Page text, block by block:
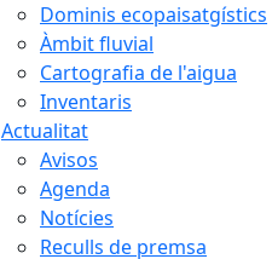
Dominis ecopaisatgístics
Àmbit fluvial
Cartografia de l'aigua
Inventaris
Actualitat
Avisos
Agenda
Notícies
Reculls de premsa